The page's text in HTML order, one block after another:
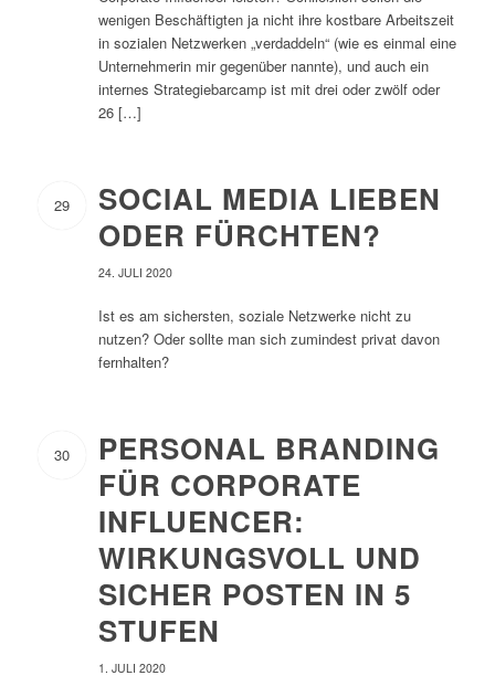
wenigen Beschäftigten ja nicht ihre kostbare Arbeitszeit
in sozialen Netzwerken „verdaddeln“ (wie es einmal eine
Unternehmerin mir gegenüber nannte), und auch ein
internes Strategiebarcamp ist mit drei oder zwölf oder
26 […]
29
SOCIAL MEDIA LIEBEN
ODER FÜRCHTEN?
24. JULI 2020
Ist es am sichersten, soziale Netzwerke nicht zu
nutzen? Oder sollte man sich zumindest privat davon
fernhalten?
30
PERSONAL BRANDING
FÜR CORPORATE
INFLUENCER:
WIRKUNGSVOLL UND
SICHER POSTEN IN 5
STUFEN
1. JULI 2020